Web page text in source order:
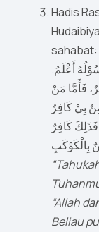
Hadis
sahabat:
أَعْلَمُ.
فَأَمَّا مَنْ
بِيْ كَافِرٌ
كَافِرٌ
بِالْكَوْكَبِ
“Allah
Beliau